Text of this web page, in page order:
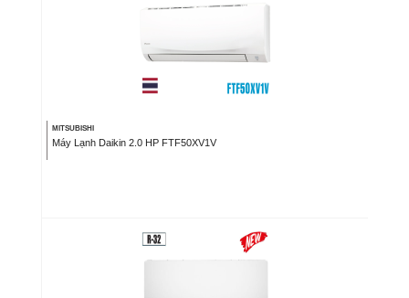
MITSUBISHI
Máy Lạnh Daikin 2.0 HP FTF50XV1V